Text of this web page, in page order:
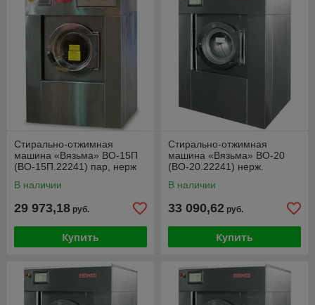
обеспечить вас надежным оборудованием для вашего
бизнеса.
Закажитепрофессиональное прачечное оборудование уже
сегодня!
Купить прачечное оборудование,
стиральную машину с доставкой в
Минск, Гомель, Гродно, Могилев, Брест,
Стирально-отжимная
машина «Вязьма» ВО-15П
(ВО-15П.22241) пар, нерж
В наличии
29 973,18 руб.
Купить
Стирально-отжимная
машина «Вязьма» ВО-20
(ВО-20.22241) нерж.
В наличии
33 090,62 руб.
Купить